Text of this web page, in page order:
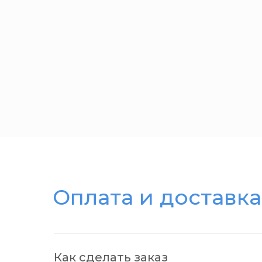
Оплата и доставка
Как сделать заказ